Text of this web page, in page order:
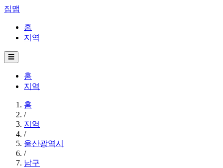
집맵
홈
지역
☰
홈
지역
홈
/
지역
/
울산광역시
/
남구